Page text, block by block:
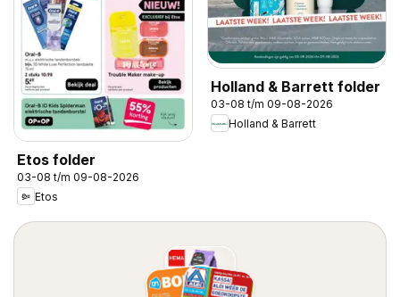
Etos folder
03-08 t/m 09-08-2026
Etos
Holland & Barrett folder
03-08 t/m 09-08-2026
Holland & Barrett